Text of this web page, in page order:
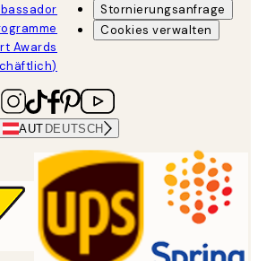
Awards
Stornierungsanfrage
Cookies verwalten
AUT DEUTSCH